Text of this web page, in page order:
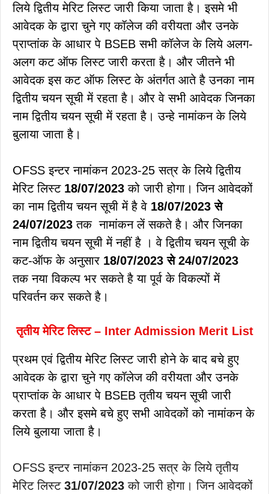
लिये द्वितीय मेरिट लिस्ट जारी किया जाता है। इसमे भी
आवेदक के द्वारा चुने गए कॉलेज की वरीयता और उनके
प्राप्तांक के आधार पे BSEB सभी कॉलेज के लिये अलग-
अलग कट ऑफ लिस्ट जारी करता है। और जीतने भी
आवेदक इस कट ऑफ लिस्ट के अंतर्गत आते है उनका नाम
द्वितीय चयन सूची में रहता है। और वे सभी आवेदक जिनका
नाम द्वितीय चयन सूची में रहता है। उन्हे नामांकन के लिये
बुलाया जाता है।
OFSS इन्टर नामांकन 2023-25 सत्र के लिये द्वितीय
मेरिट लिस्ट 18/07/2023 को जारी होगा। जिन आवेदकों
का नाम द्वितीय चयन सूची में है वे 18/07/2023 से
24/07/2023तक नामांकन लें सकते है। और जिनका
नाम द्वितीय चयन सूची में नहीं है । वे द्वितीय चयन सूची के
कट-ऑफ के अनुसार 18/07/2023 से 24/07/2023
तक नया विकल्प भर सकते है या पूर्व के विकल्पों में
परिवर्तन कर सकते है।
तृतीय मेरिट लिस्ट – Inter Admission Merit List
प्रथम एवं द्वितीय मेरिट लिस्ट जारी होने के बाद बचे हुए
आवेदक के द्वारा चुने गए कॉलेज की वरीयता और उनके
प्राप्तांक के आधार पे BSEB तृतीय चयन सूची जारी
करता है। और इसमे बचे हुए सभी आवेदकों को नामांकन के
लिये बुलाया जाता है।
OFSS इन्टर नामांकन 2023-25 सत्र के लिये तृतीय
मेरिट लिस्ट 31/07/2023 को जारी होगा। जिन आवेदकों